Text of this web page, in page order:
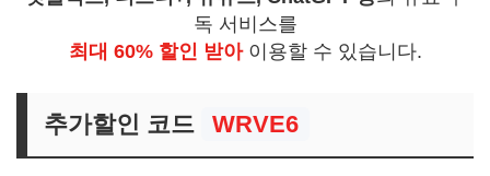
독 서비스를
최대 60% 할인 받아이용할 수 있습니다.
추가할인 코드 WRVE6